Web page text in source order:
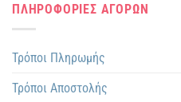
ΠΛΗΡΟΦΟΡΙΕΣ ΑΓΟΡΩΝ
Τρόποι Πληρωμής
Τρόποι Αποστολής